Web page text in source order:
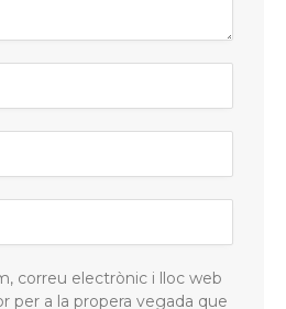
correu electrònic i lloc web
per a la propera vegada que